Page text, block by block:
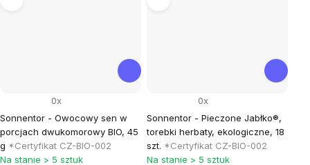
Sonnentor - Owocowy sen w
porcjach dwukomorowy BIO, 45
g *Certyfikat CZ-BIO-002
0x
Na stanie > 5 sztuk
Sonnentor - Pieczone Jabłko®,
torebki herbaty, ekologiczne, 18
szt. *Certyfikat CZ-BIO-002
0x
Na stanie > 5 sztuk